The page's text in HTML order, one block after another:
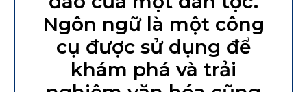
Ngôn ngữ là một công
cụ được sử dụng để
khám phá và trải